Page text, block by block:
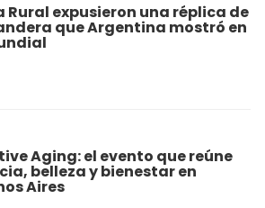
Rural expusieron una réplica de
que Argentina mostró en
Aging: el evento que reúne
belleza y bienestar en
Aires